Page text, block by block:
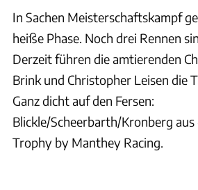
In Sachen Meisterschaftskampf
heiße Phase. Noch drei Rennen
Derzeit führen die amtierenden
Brink und Christopher Leisen die
Ganz dicht auf den Fersen:
Blickle/Scheerbarth/Kronberg aus
Trophy by Manthey Racing.